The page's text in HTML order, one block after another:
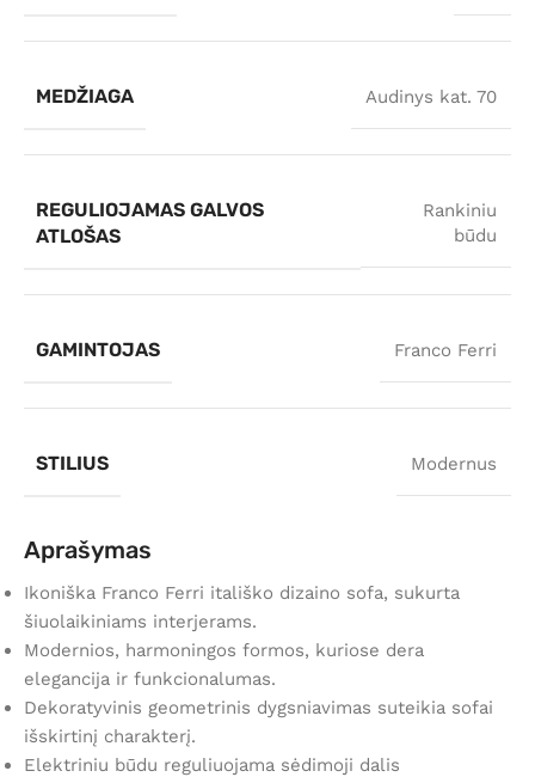
MEDŽIAGA Audinys kat. 70
REGULIOJAMAS GALVOS
ATLOŠAS
Rankiniu
būdu
GAMINTOJAS Franco Ferri
STILIUS Modernus
Aprašymas
Ikoniška Franco Ferri itališko dizaino sofa, sukurta
šiuolaikiniams interjerams.
Modernios, harmoningos formos, kuriose dera
elegancija ir funkcionalumas.
Dekoratyvinis geometrinis dygsniavimas suteikia sofai
išskirtinį charakterį.
Elektriniu būdu reguliuojama sėdimoji dalis